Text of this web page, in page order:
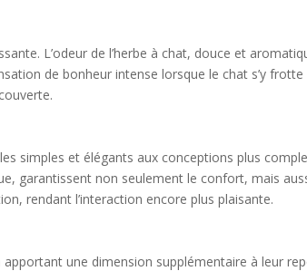
L’odeur de l’herbe à chat, douce et
de bonheur intense lorsque le chat s’y frotte
simples et élégants aux conceptions plus
garantissent non seulement le confort, mais
rendant l’interaction encore plus plaisante.
une dimension supplémentaire à leur